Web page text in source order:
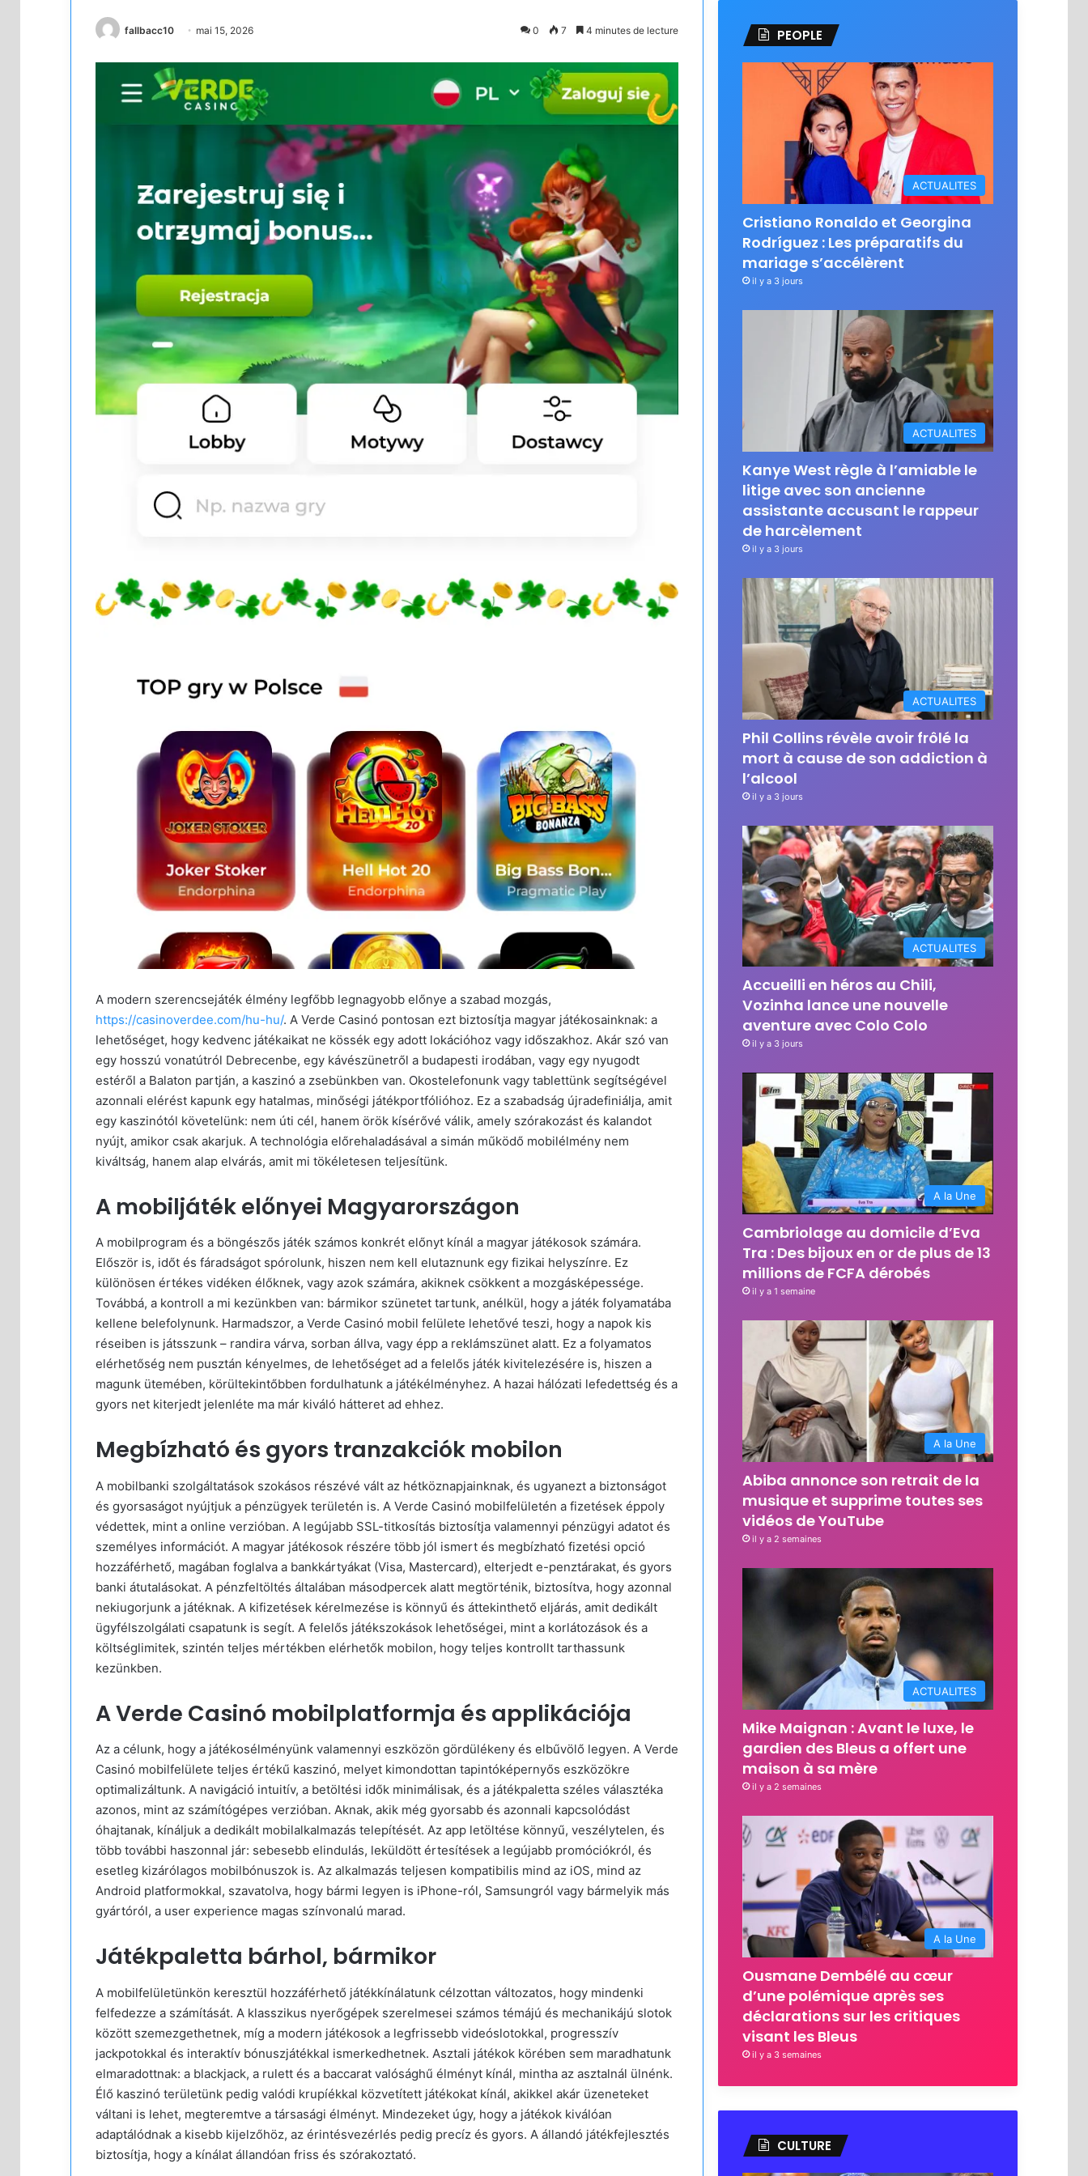
fallbacc10 mai 15, 2026 0 7 4 minutes de lecture
A modern szerencsejáték élmény legfőbb legnagyobb előnye a szabad mozgás,
https://casinoverdee.com/hu-hu/. A Verde Casinó pontosan ezt biztosítja magyar játékosainknak: a
lehetőséget, hogy kedvenc játékaikat ne kössék egy adott lokációhoz vagy időszakhoz. Akár szó van
egy hosszú vonatútról Debrecenbe, egy kávészünetről a budapesti irodában, vagy egy nyugodt
estéről a Balaton partján, a kaszinó a zsebünkben van. Okostelefonunk vagy tablettünk segítségével
azonnali elérést kapunk egy hatalmas, minőségi játékportfólióhoz. Ez a szabadság újradefiniálja, amit
egy kaszinótól követelünk: nem úti cél, hanem örök kísérővé válik, amely szórakozást és kalandot
nyújt, amikor csak akarjuk. A technológia előrehaladásával a simán működő mobilélmény nem
kiváltság, hanem alap elvárás, amit mi tökéletesen teljesítünk.
A mobiljáték előnyei Magyarországon
A mobilprogram és a böngészős játék számos konkrét előnyt kínál a magyar játékosok számára.
Először is, időt és fáradságot spórolunk, hiszen nem kell elutaznunk egy fizikai helyszínre. Ez
különösen értékes vidéken élőknek, vagy azok számára, akiknek csökkent a mozgásképessége.
Továbbá, a kontroll a mi kezünkben van: bármikor szünetet tartunk, anélkül, hogy a játék folyamatába
kellene belefolynunk. Harmadszor, a Verde Casinó mobil felülete lehetővé teszi, hogy a napok kis
réseiben is játsszunk – randira várva, sorban állva, vagy épp a reklámszünet alatt. Ez a folyamatos
elérhetőség nem pusztán kényelmes, de lehetőséget ad a felelős játék kivitelezésére is, hiszen a
magunk ütemében, körültekintőbben fordulhatunk a játékélményhez. A hazai hálózati lefedettség és a
gyors net kiterjedt jelenléte ma már kiváló hátteret ad ehhez.
Megbízható és gyors tranzakciók mobilon
A mobilbanki szolgáltatások szokásos részévé vált az hétköznapjainknak, és ugyanezt a biztonságot
és gyorsaságot nyújtjuk a pénzügyek területén is. A Verde Casinó mobilfelületén a fizetések éppoly
védettek, mint a online verzióban. A legújabb SSL-titkosítás biztosítja valamennyi pénzügyi adatot és
személyes információt. A magyar játékosok részére több jól ismert és megbízható fizetési opció
hozzáférhető, magában foglalva a bankkártyákat (Visa, Mastercard), elterjedt e-penztárakat, és gyors
banki átutalásokat. A pénzfeltöltés általában másodpercek alatt megtörténik, biztosítva, hogy azonnal
nekiugorjunk a játéknak. A kifizetések kérelmezése is könnyű és áttekinthető eljárás, amit dedikált
ügyfélszolgálati csapatunk is segít. A felelős játékszokások lehetőségei, mint a korlátozások és a
költséglimitek, szintén teljes mértékben elérhetők mobilon, hogy teljes kontrollt tarthassunk
kezünkben.
A Verde Casinó mobilplatformja és applikációja
Az a célunk, hogy a játékosélményünk valamennyi eszközön gördülékeny és elbűvölő legyen. A Verde
Casinó mobilfelülete teljes értékű kaszinó, melyet kimondottan tapintóképernyős eszközökre
optimalizáltunk. A navigáció intuitív, a betöltési idők minimálisak, és a játékpaletta széles választéka
azonos, mint az számítógépes verzióban. Aknak, akik még gyorsabb és azonnali kapcsolódást
óhajtanak, kínáljuk a dedikált mobilalkalmazás telepítését. Az app letöltése könnyű, veszélytelen, és
több további haszonnal jár: sebesebb elindulás, leküldött értesítések a legújabb promóciókról, és
esetleg kizárólagos mobilbónuszok is. Az alkalmazás teljesen kompatibilis mind az iOS, mind az
Android platformokkal, szavatolva, hogy bármi legyen is iPhone-ról, Samsungról vagy bármelyik más
gyártóról, a user experience magas színvonalú marad.
Játékpaletta bárhol, bármikor
A mobilfelületünkön keresztül hozzáférhető játékkínálatunk célzottan változatos, hogy mindenki
felfedezze a számítását. A klasszikus nyerőgépek szerelmesei számos témájú és mechanikájú slotok
között szemezgethetnek, míg a modern játékosok a legfrissebb videóslotokkal, progresszív
jackpotokkal és interaktív bónuszjátékkal ismerkedhetnek. Asztali játékok körében sem maradhatunk
elmaradottnak: a blackjack, a rulett és a baccarat valósághű élményt kínál, mintha az asztalnál ülnénk.
Élő kaszinó területünk pedig valódi krupíékkal közvetített játékokat kínál, akikkel akár üzeneteket
váltani is lehet, megteremtve a társasági élményt. Mindezeket úgy, hogy a játékok kiválóan
adaptálódnak a kisebb kijelzőhöz, az érintésvezérlés pedig precíz és gyors. A állandó játékfejlesztés
biztosítja, hogy a kínálat állandóan friss és szórakoztató.
PEOPLE
ACTUALITES
Cristiano Ronaldo et Georgina
Rodríguez : Les préparatifs du
mariage s’accélèrent
il y a 3 jours
ACTUALITES
Kanye West règle à l’amiable le
litige avec son ancienne
assistante accusant le rappeur
de harcèlement
il y a 3 jours
ACTUALITES
Phil Collins révèle avoir frôlé la
mort à cause de son addiction à
l’alcool
il y a 3 jours
ACTUALITES
Accueilli en héros au Chili,
Vozinha lance une nouvelle
aventure avec Colo Colo
il y a 3 jours
A la Une
Cambriolage au domicile d’Eva
Tra : Des bijoux en or de plus de 13
millions de FCFA dérobés
il y a 1 semaine
A la Une
Abiba annonce son retrait de la
musique et supprime toutes ses
vidéos de YouTube
il y a 2 semaines
ACTUALITES
Mike Maignan : Avant le luxe, le
gardien des Bleus a offert une
maison à sa mère
il y a 2 semaines
A la Une
Ousmane Dembélé au cœur
d’une polémique après ses
déclarations sur les critiques
visant les Bleus
il y a 3 semaines
CULTURE